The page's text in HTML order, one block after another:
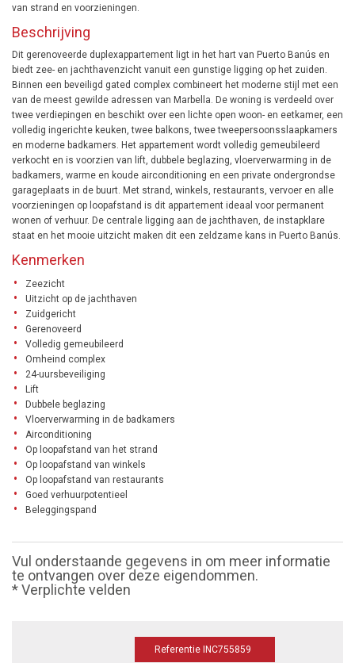
van strand en voorzieningen.
Beschrijving
Dit gerenoveerde duplexappartement ligt in het hart van Puerto Banús en
biedt zee- en jachthavenzicht vanuit een gunstige ligging op het zuiden.
Binnen een beveiligd gated complex combineert het moderne stijl met een
van de meest gewilde adressen van Marbella. De woning is verdeeld over
twee verdiepingen en beschikt over een lichte open woon- en eetkamer, een
volledig ingerichte keuken, twee balkons, twee tweepersoonsslaapkamers
en moderne badkamers. Het appartement wordt volledig gemeubileerd
verkocht en is voorzien van lift, dubbele beglazing, vloerverwarming in de
badkamers, warme en koude airconditioning en een private ondergrondse
garageplaats in de buurt. Met strand, winkels, restaurants, vervoer en alle
voorzieningen op loopafstand is dit appartement ideaal voor permanent
wonen of verhuur. De centrale ligging aan de jachthaven, de instapklare
staat en het mooie uitzicht maken dit een zeldzame kans in Puerto Banús.
Kenmerken
Zeezicht
Uitzicht op de jachthaven
Zuidgericht
Gerenoveerd
Volledig gemeubileerd
Omheind complex
24-uursbeveiliging
Lift
Dubbele beglazing
Vloerverwarming in de badkamers
Airconditioning
Op loopafstand van het strand
Op loopafstand van winkels
Op loopafstand van restaurants
Goed verhuurpotentieel
Beleggingspand
Vul onderstaande gegevens in om meer informatie
te ontvangen over deze eigendommen.
* Verplichte velden
Referentie INC755859